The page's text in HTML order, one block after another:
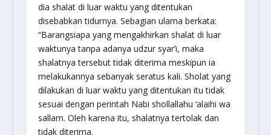
dia shalat di luar waktu yang ditentukan
disebabkan tidurnya. Sebagian ulama berkata:
“Barangsiapa yang mengakhirkan shalat di luar
waktunya tanpa adanya udzur syar’i, maka
shalatnya tersebut tidak diterima meskipun ia
melakukannya sebanyak seratus kali. Sholat yang
dilakukan di luar waktu yang ditentukan itu tidak
sesuai dengan perintah Nabi shollallahu ‘alaihi wa
sallam. Oleh karena itu, shalatnya tertolak dan
tidak diterima.